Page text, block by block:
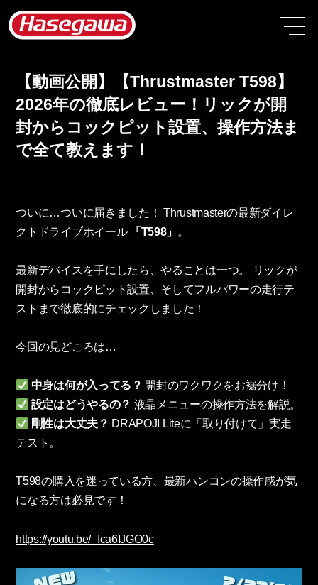
【動画公開】【Thrustmaster T598】
2026年の徹底レビュー！リックが開
封からコックピット設置、操作方法ま
で全て教えます！
ついに…ついに届きました！ Thrustmasterの最新ダイレ
クトドライブホイール
「T598」 。
最新デバイスを手にしたら、やることは一つ。 リックが
開封からコックピット設置、そしてフルパワーの走行テ
ストまで徹底的にチェックしました！
今回の見どころは…
中身は何が入ってる？ 開封のワクワクをお裾分け！
設定はどうやるの？ 液晶メニューの操作方法を解説。
剛性は大丈夫？ DRAPOJI Liteに「取り付けて」実走
テスト。
T598の購入を迷っている方、最新ハンコンの操作感が気
になる方は必見です！
https://youtu.be/_Ica6IJGO0c